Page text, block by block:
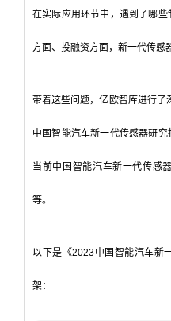
在实际应用环节中，遇到了哪
方面、投融资方面，新一代传感
带着这些问题，亿欧智库进行
中国智能汽车新一代传感器研
当前中国智能汽车新一代传感
等。
以下是《2023中国智能汽车新
架：